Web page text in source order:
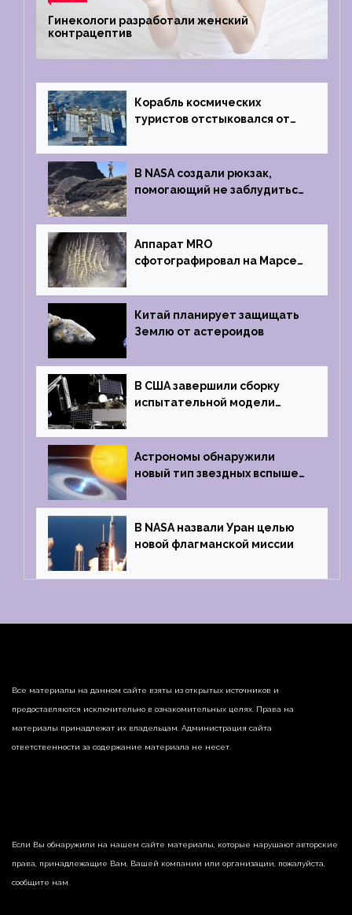
Гинекологи разработали женский
контрацептив
Корабль космических
туристов отстыковался от
на Землю
В NASA создали рюкзак,
помогающий не заблудиться
Аппарат MRO
сфотографировал на Марсе
на отпечаток пальца
Китай планирует защищать
Землю от астероидов
В США завершили сборку
испытательной модели
Griffin
Астрономы обнаружили
новый тип звездных вспышек
В NASA назвали Уран целью
новой флагманской миссии
Все материалы на данном сайте взяты из открытых источников и
предоставляются исключительно в ознакомительных целях. Права на
материалы принадлежат их владельцам. Администрация сайта
ответственности за содержание материала не несет.
Если Вы обнаружили на нашем сайте материалы, которые нарушают авторские
права, принадлежащие Вам, Вашей компании или организации, пожалуйста,
сообщите нам.